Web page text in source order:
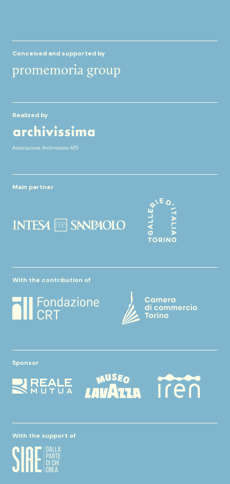
Conceived and supported by
Realized by
Main partner
With the contribution of
Sponsor
With the support of